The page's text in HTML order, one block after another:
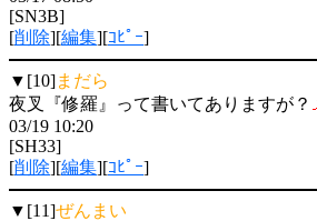
[SN3B]
[削除][編集][ｺﾋﾟｰ]
▼[10]まだら
夜叉『修羅』って書いてありますが？
03/19 10:20
[SH33]
[削除][編集][ｺﾋﾟｰ]
▼[11]ぜんまい